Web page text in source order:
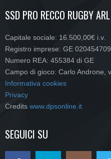
SSD PRO RECCO RUGBY ARL
Capitale sociale: 16.500,00€ i.v.
Registro imprese: GE
Numero REA: 455384 di GE
Campo di gioco: Carlo Androne,
Informativa cookies
Privacy
Credits www.dpsonline.it
SEGUICI SU